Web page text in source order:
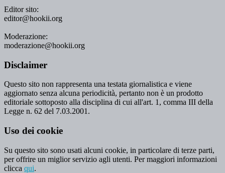
Editor sito:
editor@hookii.org
Moderazione:
moderazione@hookii.org
Disclaimer
Questo sito non rappresenta una testata giornalistica e viene
aggiornato senza alcuna periodicità, pertanto non è un prodotto
editoriale sottoposto alla disciplina di cui all'art. 1, comma III della
Legge n. 62 del 7.03.2001.
Uso dei cookie
Su questo sito sono usati alcuni cookie, in particolare di terze parti,
per offrire un miglior servizio agli utenti. Per maggiori informazioni
clicca qui.